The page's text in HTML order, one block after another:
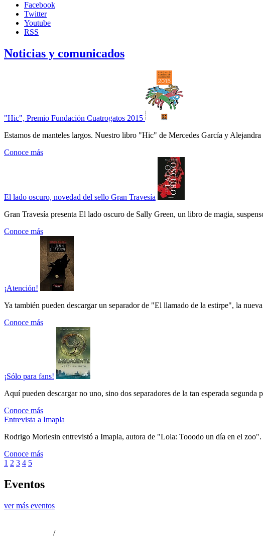
Facebook
Twitter
Youtube
RSS
Noticias y comunicados
"Hic", Premio Fundación Cuatrogatos 2015
Estamos de manteles largos. Nuestro libro "Hic" de Mercedes García y
Conoce más
El lado oscuro, novedad del sello Gran Travesía
Gran Travesía presenta El lado oscuro de Sally Green, un libro de magia,
Conoce más
¡Atención!
Ya también pueden descargar un separador de "El llamado de la estirpe", la
Conoce más
¡Sólo para fans!
Aquí pueden descargar no uno, sino dos separadores de la tan esperada
Conoce más
Entrevista a Imapla
Rodrigo Morlesin entrevistó a Imapla, autora de "Lola: Tooodo un día en el
Conoce más
1 2 3 4 5
Eventos
ver más eventos
/